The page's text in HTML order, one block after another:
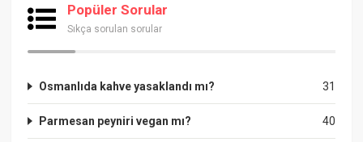
Popüler Sorular
Sıkça sorulan sorular
31
Osmanlıda kahve yasaklandı mı?
40
Parmesan peyniri vegan mı?